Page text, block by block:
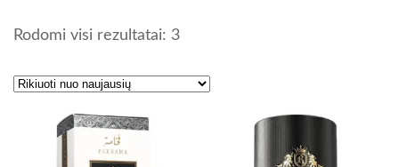
Rodomi visi rezultatai: 3Rūšiuojama pagal naujausią